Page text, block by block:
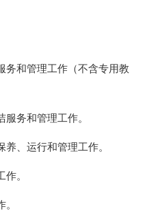
和管理工作（不含专用教
务和管理工作。
、运行和管理工作。
。